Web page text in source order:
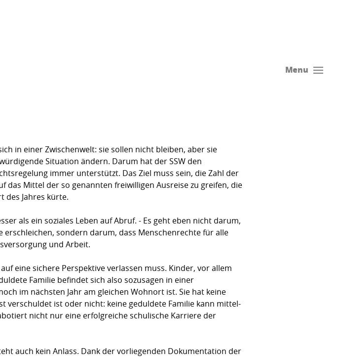
Menu
in einer Zwischenwelt: sie sollen nicht bleiben, aber sie
Situation ändern. Darum hat der SSW den
immer unterstützt. Das Ziel muss sein, die Zahl der
das Mittel der so genannten freiwilligen Ausreise zu greifen, die
des Jahres kürte.
als ein soziales Leben auf Abruf. - Es geht eben nicht darum,
sondern darum, dass Menschenrechte für alle
und Arbeit.
eine sichere Perspektive verlassen muss. Kinder, vor allem
Familie befindet sich also sozusagen in einer
im nächsten Jahr am gleichen Wohnort ist. Sie hat keine
verschuldet ist oder nicht: keine geduldete Familie kann mittel-
nicht nur eine erfolgreiche schulische Karriere der
auch kein Anlass. Dank der vorliegenden Dokumentation der